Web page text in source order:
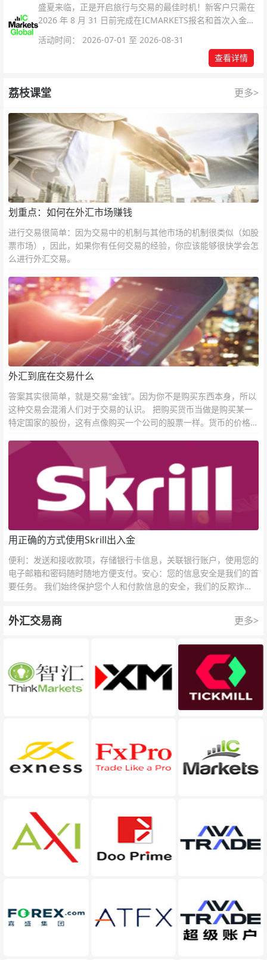
盛夏来临，正是开启旅行与交易的最佳时机！新客户只需在
2026 年 8 月 31 日前完成在ICMARKETS报名和首次入金即
活动时间： 2026-07-01 至 2026-08-31
查看详情
荔枝课堂 更多>
划重点：如何在外汇市场赚钱
进行交易很简单：因为交易中的机制与其他市场的机制很类似（如股
票市场），因此，如果你有任何交易的经验，你应该能够很快学会怎
么进行外汇交易。
外汇到底在交易什么
答案其实很简单，就是交易“金钱”。因为你不是购买东西本身，所以
这种交易会混淆人们对于交易的认识。 把购买货币当做是购买某一
特定国家的股份，这有点像购买一个公司的股票一样。货币的价格直
用正确的方式使用Skrill出入金
便利：发送和接收款项，存储银行卡信息，关联银行账户，使用您的
电子邮箱和密码随时随地方便支付。安心：您的信息安全是我们的首
要任务。 我们始终保护您个人和付款信息的安全，我们的反欺诈团
外汇交易商 更多>